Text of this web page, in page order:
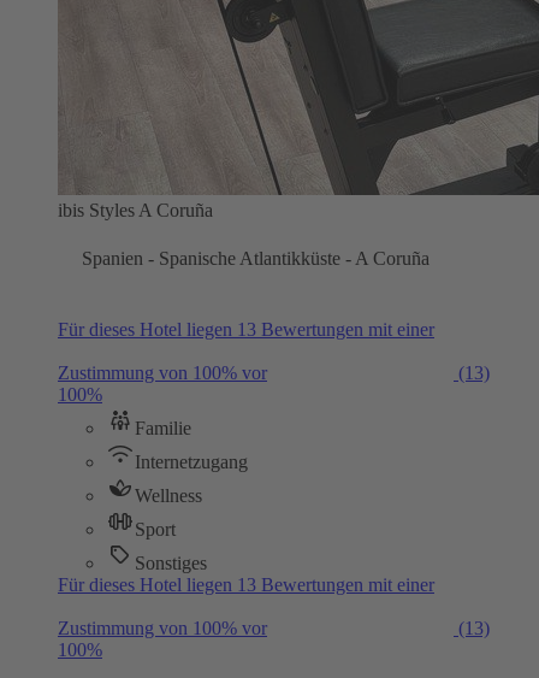
ibis Styles A Coruña
Spanien - Spanische Atlantikküste - A Coruña
Für dieses Hotel liegen 13 Bewertungen mit einer
Zustimmung von 100% vor
(13)
100%
Familie
Internetzugang
Wellness
Sport
Sonstiges
Für dieses Hotel liegen 13 Bewertungen mit einer
Zustimmung von 100% vor
(13)
100%